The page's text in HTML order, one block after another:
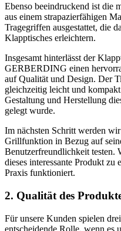
Ebenso beeindruckend ist die
aus einem strapazierfähigen
Tragegriffen ausgestattet, die
Klapptisches erleichtern.
Insgesamt hinterlässt der
GERBERDING einen
auf Qualität und Design. Der
gleichzeitig leicht und
Gestaltung und Herstellung
gelegt wurde.
Im nächsten Schritt werden
Grillfunktion in Bezug auf
Benutzerfreundlichkeit testen.
dieses interessante Produkt zu
Praxis funktioniert.
2. Qualität des
Für unsere Kunden spielen
entscheidende Rolle, wenn es